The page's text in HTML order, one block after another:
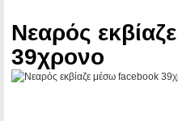
Νεαρός
39χρονο